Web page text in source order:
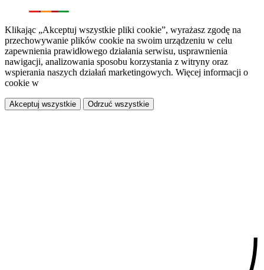
Klikając „Akceptuj wszystkie pliki cookie”, wyrażasz zgodę na
przechowywanie plików cookie na swoim urządzeniu w celu
zapewnienia prawidłowego działania serwisu, usprawnienia
nawigacji, analizowania sposobu korzystania z witryny oraz
wspierania naszych działań marketingowych. Więcej informacji o
cookie w
Akceptuj wszystkie Odrzuć wszystkie